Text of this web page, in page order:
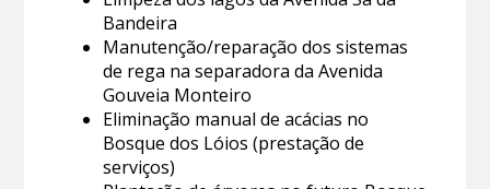
Bandeira
Manutenção/reparação dos sistemas
de rega na separadora da Avenida
Gouveia Monteiro
Eliminação manual de acácias no
Bosque dos Lóios (prestação de
serviços)